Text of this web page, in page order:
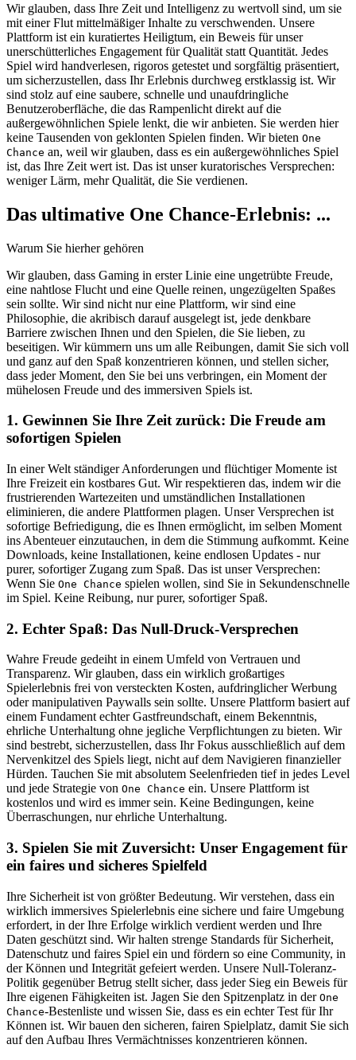
Wir glauben, dass Ihre Zeit und Intelligenz zu wertvoll sind, um sie
mit einer Flut mittelmäßiger Inhalte zu verschwenden. Unsere
Plattform ist ein kuratiertes Heiligtum, ein Beweis für unser
unerschütterliches Engagement für Qualität statt Quantität. Jedes
Spiel wird handverlesen, rigoros getestet und sorgfältig präsentiert,
um sicherzustellen, dass Ihr Erlebnis durchweg erstklassig ist. Wir
sind stolz auf eine saubere, schnelle und unaufdringliche
Benutzeroberfläche, die das Rampenlicht direkt auf die
außergewöhnlichen Spiele lenkt, die wir anbieten. Sie werden hier
keine Tausenden von geklonten Spielen finden. Wir bieten One
Chance an, weil wir glauben, dass es ein außergewöhnliches Spiel
ist, das Ihre Zeit wert ist. Das ist unser kuratorisches Versprechen:
weniger Lärm, mehr Qualität, die Sie verdienen.
Das ultimative One Chance-Erlebnis: ...
Warum Sie hierher gehören
Wir glauben, dass Gaming in erster Linie eine ungetrübte Freude,
eine nahtlose Flucht und eine Quelle reinen, ungezügelten Spaßes
sein sollte. Wir sind nicht nur eine Plattform, wir sind eine
Philosophie, die akribisch darauf ausgelegt ist, jede denkbare
Barriere zwischen Ihnen und den Spielen, die Sie lieben, zu
beseitigen. Wir kümmern uns um alle Reibungen, damit Sie sich voll
und ganz auf den Spaß konzentrieren können, und stellen sicher,
dass jeder Moment, den Sie bei uns verbringen, ein Moment der
mühelosen Freude und des immersiven Spiels ist.
1. Gewinnen Sie Ihre Zeit zurück: Die Freude am
sofortigen Spielen
In einer Welt ständiger Anforderungen und flüchtiger Momente ist
Ihre Freizeit ein kostbares Gut. Wir respektieren das, indem wir die
frustrierenden Wartezeiten und umständlichen Installationen
eliminieren, die andere Plattformen plagen. Unser Versprechen ist
sofortige Befriedigung, die es Ihnen ermöglicht, im selben Moment
ins Abenteuer einzutauchen, in dem die Stimmung aufkommt. Keine
Downloads, keine Installationen, keine endlosen Updates - nur
purer, sofortiger Zugang zum Spaß. Das ist unser Versprechen:
Wenn Sie One Chance spielen wollen, sind Sie in Sekundenschnelle
im Spiel. Keine Reibung, nur purer, sofortiger Spaß.
2. Echter Spaß: Das Null-Druck-Versprechen
Wahre Freude gedeiht in einem Umfeld von Vertrauen und
Transparenz. Wir glauben, dass ein wirklich großartiges
Spielerlebnis frei von versteckten Kosten, aufdringlicher Werbung
oder manipulativen Paywalls sein sollte. Unsere Plattform basiert auf
einem Fundament echter Gastfreundschaft, einem Bekenntnis,
ehrliche Unterhaltung ohne jegliche Verpflichtungen zu bieten. Wir
sind bestrebt, sicherzustellen, dass Ihr Fokus ausschließlich auf dem
Nervenkitzel des Spiels liegt, nicht auf dem Navigieren finanzieller
Hürden. Tauchen Sie mit absolutem Seelenfrieden tief in jedes Level
und jede Strategie von One Chance ein. Unsere Plattform ist
kostenlos und wird es immer sein. Keine Bedingungen, keine
Überraschungen, nur ehrliche Unterhaltung.
3. Spielen Sie mit Zuversicht: Unser Engagement für
ein faires und sicheres Spielfeld
Ihre Sicherheit ist von größter Bedeutung. Wir verstehen, dass ein
wirklich immersives Spielerlebnis eine sichere und faire Umgebung
erfordert, in der Ihre Erfolge wirklich verdient werden und Ihre
Daten geschützt sind. Wir halten strenge Standards für Sicherheit,
Datenschutz und faires Spiel ein und fördern so eine Community, in
der Können und Integrität gefeiert werden. Unsere Null-Toleranz-
Politik gegenüber Betrug stellt sicher, dass jeder Sieg ein Beweis für
Ihre eigenen Fähigkeiten ist. Jagen Sie den Spitzenplatz in der One
Chance-Bestenliste und wissen Sie, dass es ein echter Test für Ihr
Können ist. Wir bauen den sicheren, fairen Spielplatz, damit Sie sich
auf den Aufbau Ihres Vermächtnisses konzentrieren können.